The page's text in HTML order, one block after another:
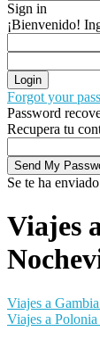
Sign in
¡Bienvenido!
Forgot your
Password
Recupera tu
Se te ha
Viajes
Viajes a
Viajes a